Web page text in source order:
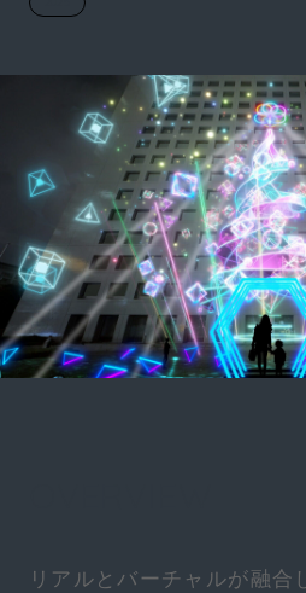
リアルとバーチャルが融合